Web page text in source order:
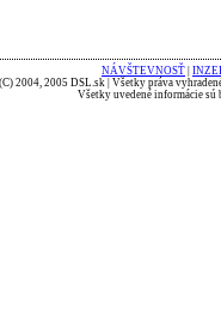
NÁVŠTEVNOSŤ
(C) 2004, 2005 DSL.sk | Všetky práva
Všetky uvedené informácie sú